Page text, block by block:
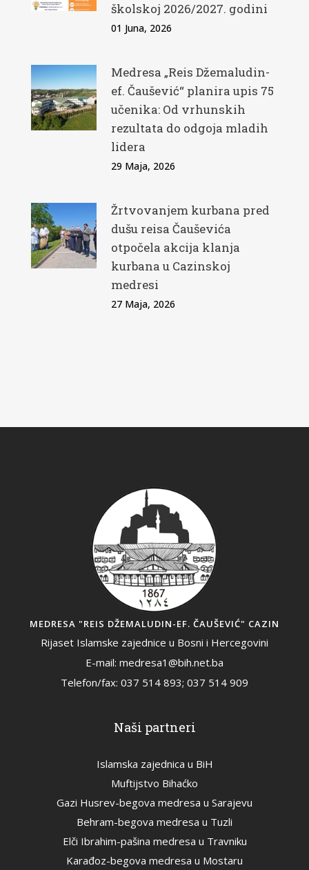
školskoj 2026/2027. godini
01 Juna, 2026
Medresa „Reis Džemaludin-
ef. Čaušević“ planira upis 75
učenika: Od vrhunskih
rezultata do odgoja mladih
lidera
29 Maja, 2026
Žrtvovanjem kurbana pred
dušu reisa Čauševića
otpočela akcija klanja
kurbana u Cazinskoj
medresi
27 Maja, 2026
MEDRESA "REIS DŽEMALUDIN-EF. ČAUŠEVIĆ" CAZIN
Rijaset Islamske zajednice u Bosni i Hercegovini
E-mail: medresa1@bih.net.ba
Telefon/fax: 037 514 893; 037 514 909
Naši partneri
Islamska zajednica u BiH
Muftijstvo Bihaćko
Gazi Husrev-begova medresa u Sarajevu
Behram-begova medresa u Tuzli
Elči Ibrahim-pašina medresa u Travniku
Karađoz-begova medresa u Mostaru